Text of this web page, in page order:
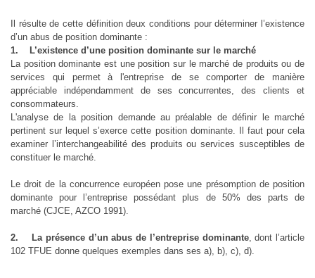
Il résulte de cette définition deux conditions pour déterminer l’existence
d’un abus de position dominante :
1. L’existence d’une position dominante sur le marché
La position dominante est une position sur le marché de produits ou de
services qui permet à l'entreprise de se comporter de manière
appréciable indépendamment de ses concurrentes, des clients et
consommateurs.
L'analyse de la position demande au préalable de définir le marché
pertinent sur lequel s’exerce cette position dominante. Il faut pour cela
examiner l’interchangeabilité des produits ou services susceptibles de
constituer le marché.
Le droit de la concurrence européen pose une présomption de position
dominante pour l’entreprise possédant plus de 50% des parts de
marché (CJCE, AZCO 1991).
2. La présence d’un abus de l’entreprise dominante, dont l’article
102 TFUE donne quelques exemples dans ses a), b), c), d).